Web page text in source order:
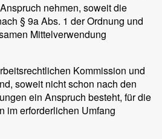
nehmen, soweit die
§ 9a Abs. 1 der Ordnung und
Mittelverwendung
Kommission und
soweit nicht schon nach den
ein Anspruch besteht, für die
im erforderlichen Umfang